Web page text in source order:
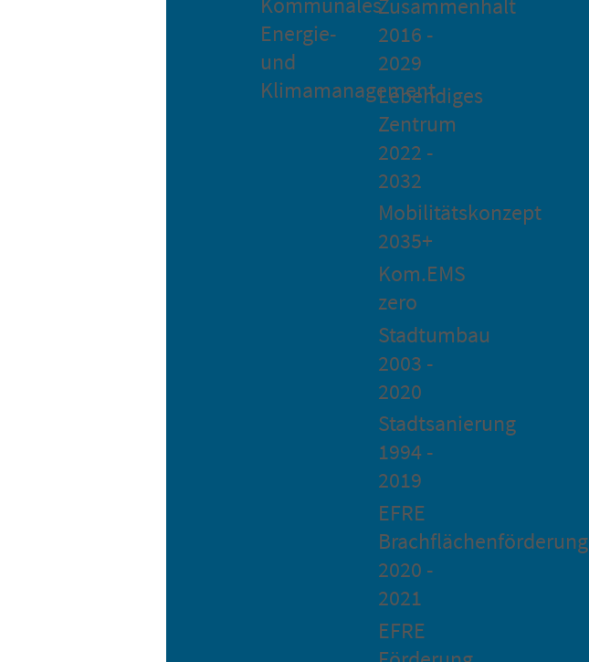
Energie-
und
Klimamanagement
Zusammenhalt
2016 -
2029
Lebendiges
Zentrum
2022 -
2032
Mobilitätskonzept
2035+
Kom.EMS
zero
Stadtumbau
2003 -
2020
Stadtsanierung
1994 -
2019
EFRE
Brachflächenförderung
2020 -
2021
EFRE